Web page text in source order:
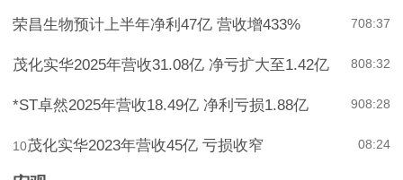
08:37
7
荣昌生物预计上半年净利47亿 营收增433%
08:32
8
茂化实华2025年营收31.08亿 净亏扩大至1.42亿
08:28
9
*ST卓然2025年营收18.49亿 净利亏损1.88亿
08:24
10茂化实华2023年营收45亿 亏损收窄